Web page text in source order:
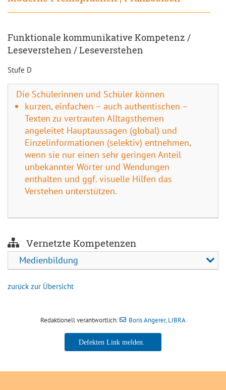
Funktionale kommunikative Kompetenz /
Leseverstehen / Leseverstehen
Stufe D
Die Schülerinnen und Schüler können
kurzen, einfachen – auch authentischen –
Texten zu vertrauten Alltagsthemen
angeleitet Hauptaussagen (global) und
Einzelinformationen (selektiv) entnehmen,
wenn sie nur einen sehr geringen Anteil
unbekannter Wörter und Wendungen
enthalten und ggf. visuelle Hilfen das
Verstehen unterstützen.
Vernetzte Kompetenzen
Medienbildung
zurück zur Übersicht
Redaktionell verantwortlich: Boris Angerer, LIBRA
Boris Angerer, LIBRA